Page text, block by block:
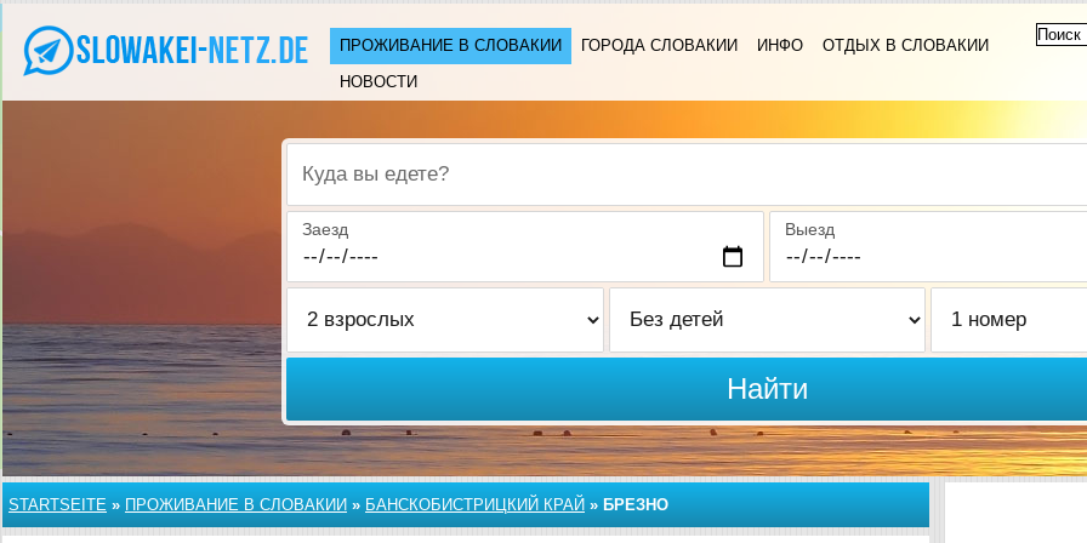
ПРОЖИВАНИЕ В СЛОВАКИИ ГОРОДА СЛОВАКИИ ИНФО
ОТДЫХ В СЛОВАКИИ
НОВОСТИ
Куда вы едете?
Заезд Выезд
Найти
STARTSEITE » ПРОЖИВАНИЕ В СЛОВАКИИ » БАНСКОБИСТРИЦКИЙ КРАЙ » БРЕЗНО